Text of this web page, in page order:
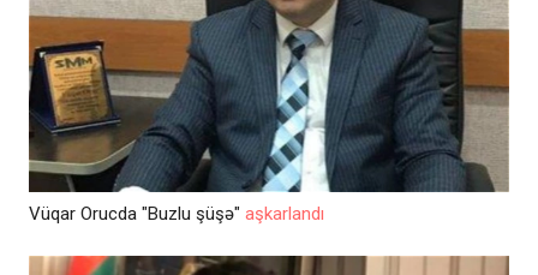
Vüqar Orucda "Buzlu şüşə" aşkarlandı